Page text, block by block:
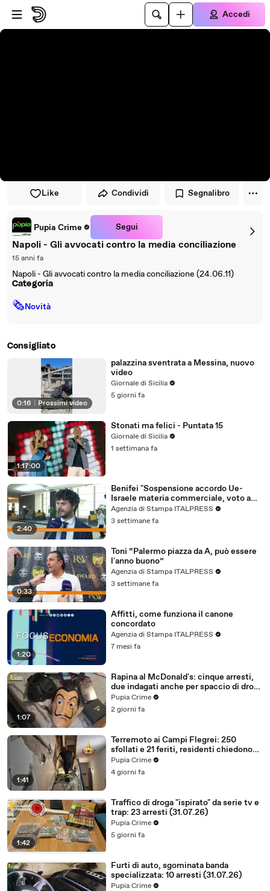
Vai al lettore
Passa al contenuto principale
Accedi
Like Condividi Segnalibro
Pupia Crime Segui
Napoli - Gli avvocati contro la media conciliazione
15 anni fa
Napoli - Gli avvocati contro la media conciliazione (24.06.11)
Categoria
🗞Novità
Consigliato
0:16 Prossimi video
palazzina sventrata a Messina, nuovo
video
Giornale di Sicilia
5 giorni fa
1:17:00
Stonati ma felici - Puntata 15
Giornale di Sicilia
1 settimana fa
2:40
Benifei "Sospensione accordo Ue-
Israele materia commerciale, voto a
maggioranza"
Agenzia di Stampa ITALPRESS
3 settimane fa
0:33
Toni “Palermo piazza da A, può essere
l'anno buono”
Agenzia di Stampa ITALPRESS
3 settimane fa
1:20
Affitti, come funziona il canone
concordato
Agenzia di Stampa ITALPRESS
7 mesi fa
1:07
Rapina al McDonald's: cinque arresti,
due indagati anche per spaccio di droga
(03.08.26)
Pupia Crime
2 giorni fa
1:41
Terremoto ai Campi Flegrei: 250
sfollati e 21 feriti, residenti chiedono
certezze sul futuro (01.08.26)
Pupia Crime
4 giorni fa
1:42
Traffico di droga "ispirato" da serie tv e
trap: 23 arresti (31.07.26)
Pupia Crime
5 giorni fa
Furti di auto, sgominata banda
specializzata: 10 arresti (31.07.26)
Pupia Crime